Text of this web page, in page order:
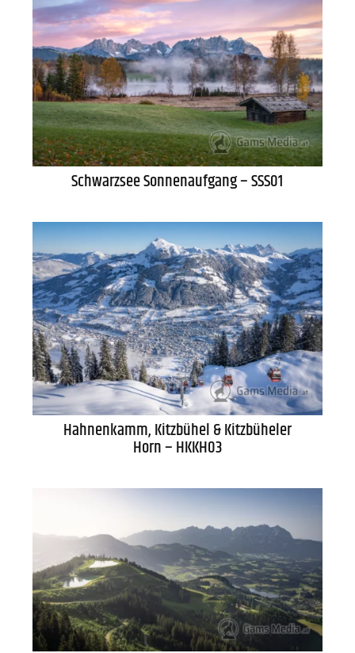
Schwarzsee Sonnenaufgang – SSS01
Hahnenkamm, Kitzbühel & Kitzbüheler
Horn – HKKH03